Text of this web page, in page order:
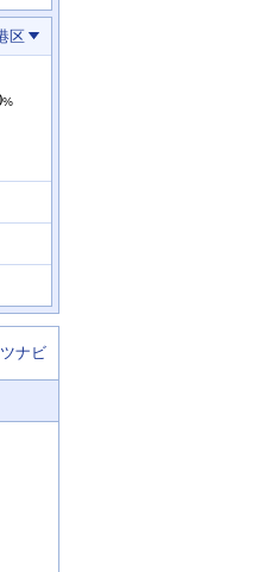
区
%
ナビ